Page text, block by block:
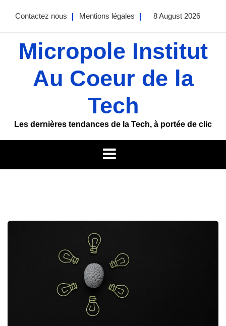
Contactez nous Mentions légales 8 August 2026
Micropole Institut
Au Coeur de la
Tech
Les dernières tendances de la Tech, à portée de clic